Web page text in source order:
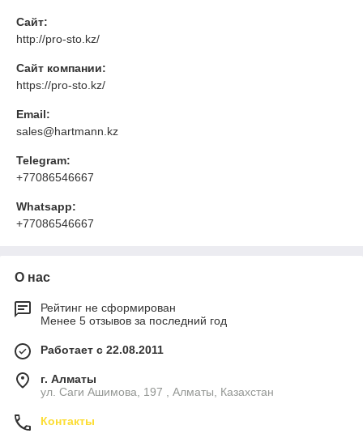
Сайт:
http://pro-sto.kz/
Сайт компании:
https://pro-sto.kz/
Email:
sales@hartmann.kz
Telegram:
+77086546667
Whatsapp:
+77086546667
О нас
Рейтинг не сформирован
Менее 5 отзывов за последний год
Работает с 22.08.2011
г. Алматы
ул. Саги Ашимова, 197 , Алматы, Казахстан
Контакты